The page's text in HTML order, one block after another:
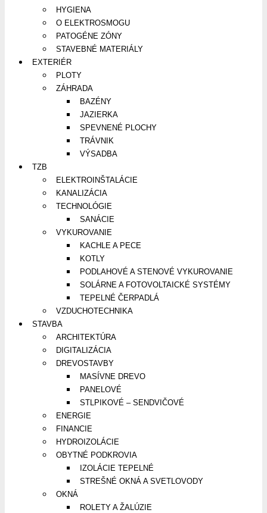
HYGIENA
O ELEKTROSMOGU
PATOGÉNE ZÓNY
STAVEBNÉ MATERIÁLY
EXTERIÉR
PLOTY
ZÁHRADA
BAZÉNY
JAZIERKA
SPEVNENÉ PLOCHY
TRÁVNIK
VÝSADBA
TZB
ELEKTROINŠTALÁCIE
KANALIZÁCIA
TECHNOLÓGIE
SANÁCIE
VYKUROVANIE
KACHLE A PECE
KOTLY
PODLAHOVÉ A STENOVÉ VYKUROVANIE
SOLÁRNE A FOTOVOLTAICKÉ SYSTÉMY
TEPELNÉ ČERPADLÁ
VZDUCHOTECHNIKA
STAVBA
ARCHITEKTÚRA
DIGITALIZÁCIA
DREVOSTAVBY
MASÍVNE DREVO
PANELOVÉ
STLPIKOVÉ – SENDVIČOVÉ
ENERGIE
FINANCIE
HYDROIZOLÁCIE
OBYTNÉ PODKROVIA
IZOLÁCIE TEPELNÉ
STREŠNÉ OKNÁ A SVETLOVODY
OKNÁ
ROLETY A ŽALÚZIE